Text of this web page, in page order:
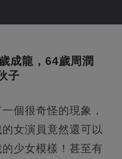
成龍，64歲周潤
子
個很奇怪的現象，
女演員竟然還可以
少女模樣！甚至有